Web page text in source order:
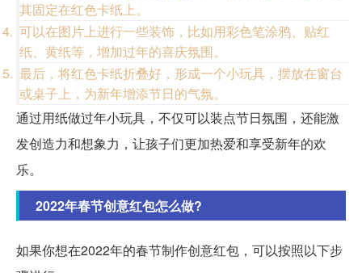
其固定在红色卡纸上。
可以在图片上进行一些装饰，比如用彩色笔涂鸦、贴红
纸、黄纸等，增加过年的喜庆氛围。
最后，将红色卡纸折叠好，形成一个小玩具，摆放在窗台
或桌子上，为新年增添节日的气氛。
通过用纸做过年小玩具，不仅可以装点节日氛围，还能激
发创造力和想象力，让孩子们更加热爱和享受新年的欢
乐。
2022年春节创意红包怎么做?
如果你想在2022年的春节制作创意红包，可以按照以下步